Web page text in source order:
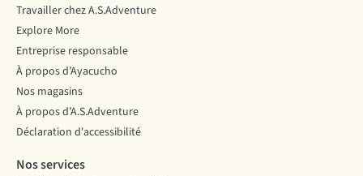
Travailler chez A.S.Adventure
Explore More
Entreprise responsable
À propos d’Ayacucho
Nos magasins
À propos d’A.S.Adventure
Déclaration d'accessibilité
Nos services